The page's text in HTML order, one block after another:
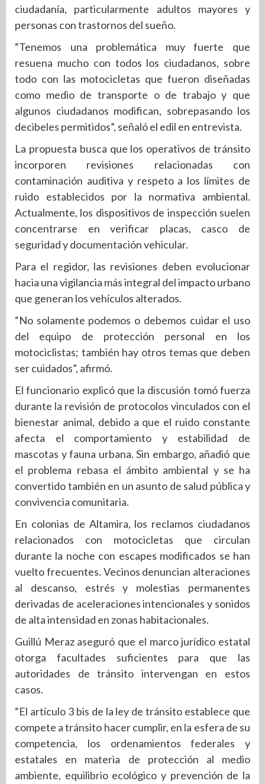
ciudadanía, particularmente adultos mayores y
personas con trastornos del sueño.
“Tenemos una problemática muy fuerte que
resuena mucho con todos los ciudadanos, sobre
todo con las motocicletas que fueron diseñadas
como medio de transporte o de trabajo y que
algunos ciudadanos modifican, sobrepasando los
decibeles permitidos”, señaló el edil en entrevista.
La propuesta busca que los operativos de tránsito
incorporen revisiones relacionadas con
contaminación auditiva y respeto a los límites de
ruido establecidos por la normativa ambiental.
Actualmente, los dispositivos de inspección suelen
concentrarse en verificar placas, casco de
seguridad y documentación vehicular.
Para el regidor, las revisiones deben evolucionar
hacia una vigilancia más integral del impacto urbano
que generan los vehículos alterados.
“No solamente podemos o debemos cuidar el uso
del equipo de protección personal en los
motociclistas; también hay otros temas que deben
ser cuidados”, afirmó.
El funcionario explicó que la discusión tomó fuerza
durante la revisión de protocolos vinculados con el
bienestar animal, debido a que el ruido constante
afecta el comportamiento y estabilidad de
mascotas y fauna urbana. Sin embargo, añadió que
el problema rebasa el ámbito ambiental y se ha
convertido también en un asunto de salud pública y
convivencia comunitaria.
En colonias de Altamira, los reclamos ciudadanos
relacionados con motocicletas que circulan
durante la noche con escapes modificados se han
vuelto frecuentes. Vecinos denuncian alteraciones
al descanso, estrés y molestias permanentes
derivadas de aceleraciones intencionales y sonidos
de alta intensidad en zonas habitacionales.
Guillú Meraz aseguró que el marco jurídico estatal
otorga facultades suficientes para que las
autoridades de tránsito intervengan en estos
casos.
“El artículo 3 bis de la ley de tránsito establece que
compete a tránsito hacer cumplir, en la esfera de su
competencia, los ordenamientos federales y
estatales en materia de protección al medio
ambiente, equilibrio ecológico y prevención de la